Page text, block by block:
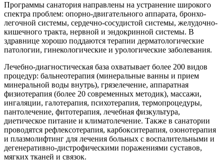
Программы санатория направлены на устранение широкого
спектра проблем: опорно-двигательного аппарата, бронхо-
легочной системы, сердечно-сосудистой системы, желудочно-
кишечного тракта, нервной и эндокринной системы. В
здравнице хорошо поддаются терапии дерматологические
патологии, гинекологические и урологические заболевания.
Лечебно-диагностическая база охватывает более 200 видов
процедур: бальнеотерапия (минеральные ванны и прием
минеральной воды внутрь), грязелечение, аппаратная
физиотерапия (более 20 современных методик), массажи,
ингаляции, галотерапия, психотерапия, термопроцедуры,
пантолечение, фитотерапия, лечебная физкультура,
диетическое питание и климатолечение. Также в санатории
проводятся рефлексотерапия, карбокситерапия, озонотерапия
и плазмолифтинг для лечения больных с воспалительными и
дегенеративно-дистрофическими поражениями суставов,
мягких тканей и связок.